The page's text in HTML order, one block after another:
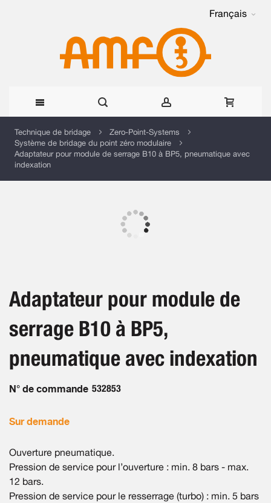
Français
Allez
au
Technique de bridage
Zero-Point-Systems
Système de bridage du point zéro modulaire
Adaptateur pour module de serrage B10 à BP5, pneumatique avec
indexation
images
gallery
beginning
of
images
Adaptateur pour module de
serrage B10 à BP5,
pneumatique avec indexation
N° de commande 532853
Sur demande
Ouverture pneumatique.
Pression de service pour l’ouverture : min. 8 bars - max.
12 bars.
Pression de service pour le resserrage (turbo) : min. 5 bars